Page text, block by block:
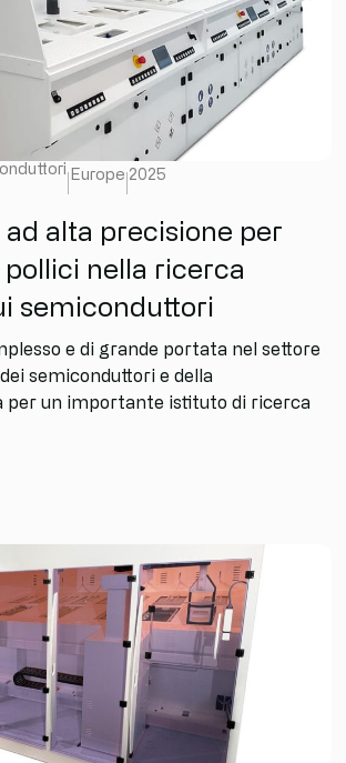
Europe 2025
alta precisione per
nella ricerca
semiconduttori
e di grande portata nel settore
semiconduttori e della
per un importante istituto di ricerca